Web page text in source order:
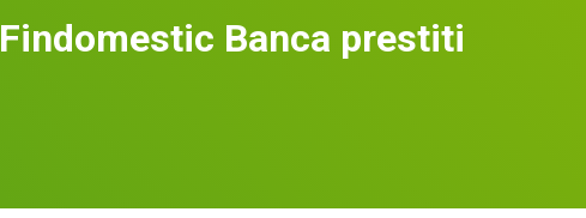
Findomestic Banca prestiti